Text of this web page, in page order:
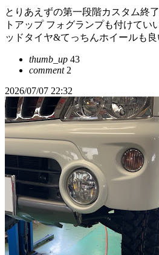
とりあえずの第一段階カスタム終
トアップ フォグランプも付けてい
ッドタイヤ&てっちんホイールも良
thumb_up 43
comment2
2026/07/07 22:32